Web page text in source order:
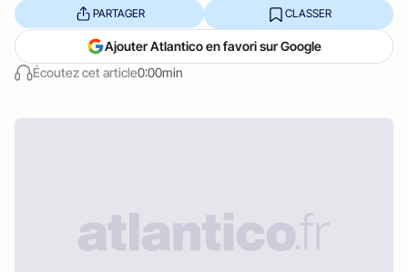
Écoutez cet article0:00min
PARTAGER CLASSER
Ajouter Atlantico en favori sur Google